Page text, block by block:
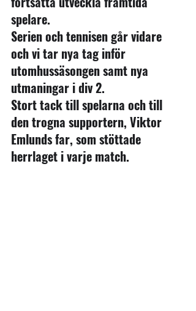
spelare.
Serien och tennisen går vidare
och vi tar nya tag inför
utomhussäsongen samt nya
utmaningar i div 2.
Stort tack till spelarna och till
den trogna supportern, Viktor
Emlunds far, som stöttade
herrlaget i varje match.